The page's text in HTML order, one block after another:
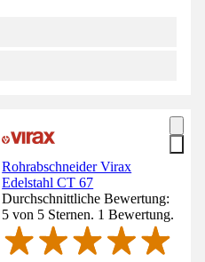
Rohrabschneider Virax
Edelstahl CT 67
Durchschnittliche Bewertung:
5 von 5 Sternen. 1 Bewertung.